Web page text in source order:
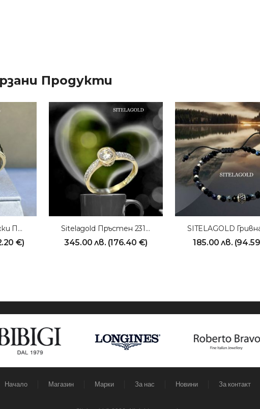
Продукти
SITELAGOLD Мъжки Пръстен 231026
€)
Sitelagold Пръстен 231009
345.00лв. (176.40 €) 185.00лв. (94.59
Начало Магазин Марки За нас Новини За контакт